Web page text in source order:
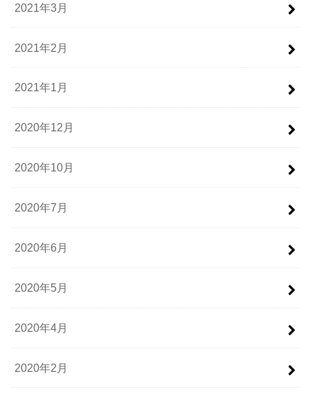
2021年3月
2021年2月
2021年1月
2020年12月
2020年10月
2020年7月
2020年6月
2020年5月
2020年4月
2020年2月